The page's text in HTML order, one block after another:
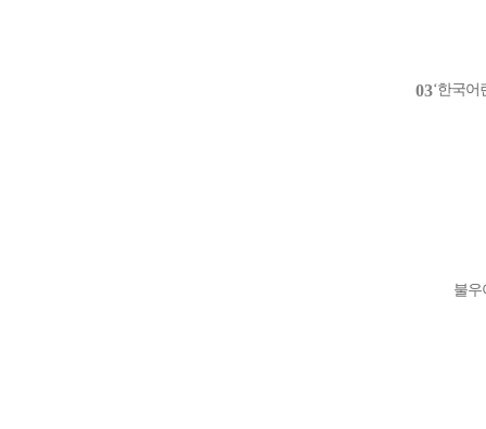
03‘한국어
불우